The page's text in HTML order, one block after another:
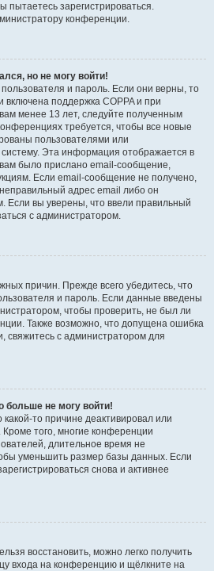
пытаетесь зарегистрироваться.
конференции.
но не могу войти!
и пароль. Если они верны, то
поддержка COPPA и при
менее 13 лет, следуйте полученным
требуется, чтобы все новые
пользователями или
Эта информация отображается в
было прислано email-сообщение,
Если email-сообщение не получено,
адрес email либо он
Если вы уверены, что ввели правильный
с администратором.
причин. Прежде всего убедитесь, что
и пароль. Если данные введены
чтобы проверить, не был ли
Также возможно, что допущена ошибка
свяжитесь с администратором для
больше не могу войти!
то причине деактивировал или
того, многие конференции
длительное время не
уменьшить размер базы данных. Если
снова и активнее
восстановить, можно легко получить
входа на конференцию и щёлкните на